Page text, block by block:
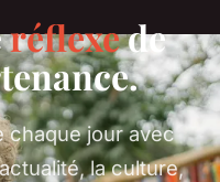
réflexede
chaque jour avec
la culture,